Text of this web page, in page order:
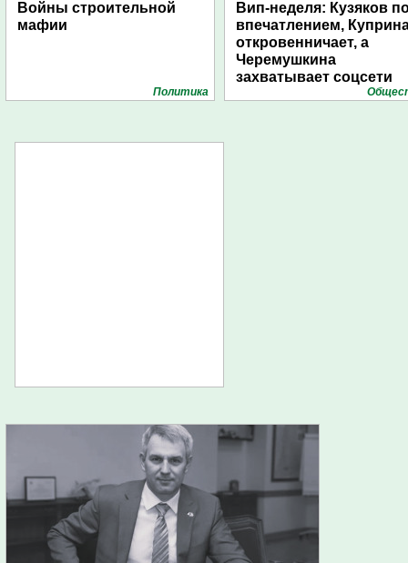
Войны строительной
мафии
Политика
Вип-неделя: Кузяков
впечатлением,
откровенничает, а
Черемушкина
захватывает соцсети